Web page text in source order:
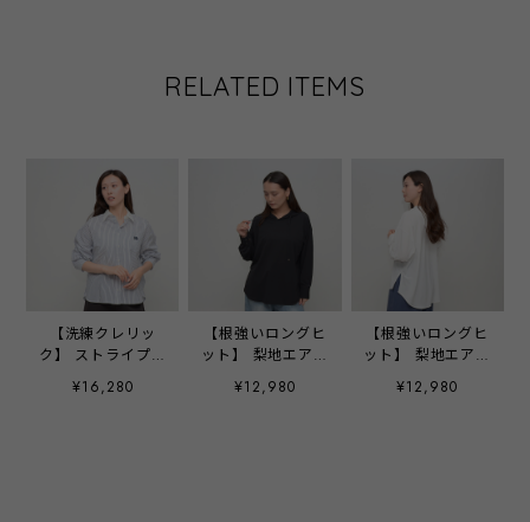
RELATED ITEMS
【洗練クレリッ
ク】 ストライプ刺
繍立体シャツ ‐
LEI-2654 オフ×ブ
¥16,280
【根強いロングヒ
ット】 梨地エアリ
ーストレッチパー
カー - LEQ-2473C
¥12,980
【根強いロングヒ
ット】 梨地エアリ
ーストレッチパー
カー - LEQ-2473C
¥12,980